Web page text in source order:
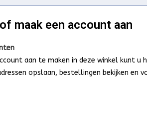
maak een account aan
aan te maken in deze winkel kunt
opslaan, bestellingen bekijken en